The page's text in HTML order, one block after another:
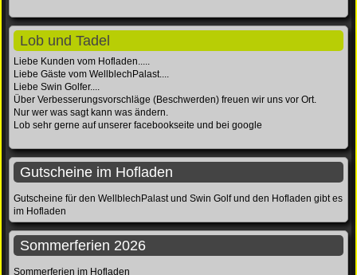
Lob und Tadel
Liebe Kunden vom Hofladen.....
Liebe Gäste vom WellblechPalast....
Liebe Swin Golfer....
Über Verbesserungsvorschläge (Beschwerden) freuen wir uns vor Ort.
Nur wer was sagt kann was ändern.
Lob sehr gerne auf unserer facebookseite und bei google
Gutscheine im Hofladen
Gutscheine für den WellblechPalast und Swin Golf und den Hofladen gibt es
im Hofladen
Sommerferien 2026
Sommerferien im Hofladen